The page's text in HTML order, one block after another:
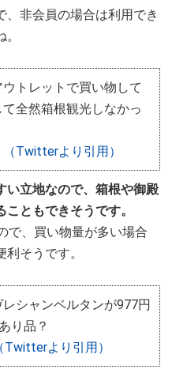
、非会員の場合は利用でき
トレットで買い物して
全然箱根観光しなかっ
（Twitterより引用）
い立地なので、箱根や御殿
ともできそうです。
で、買い物量が多い場合
そうです。
シャンベルタンが977円
り品？
（Twitterより引用）